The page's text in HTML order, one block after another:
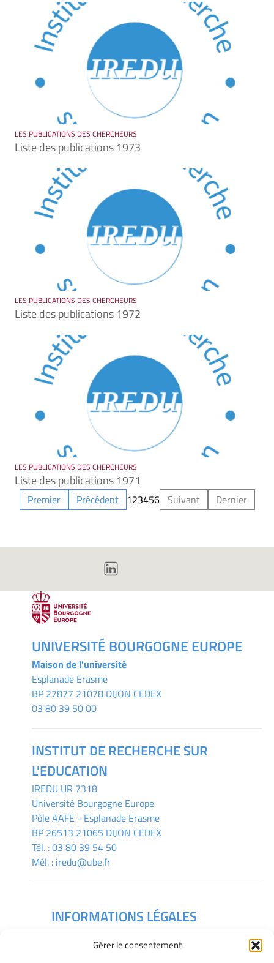
Gérer le consentement
LES PUBLICATIONS DES CHERCHEURS
Liste des publications 1973
LES PUBLICATIONS DES CHERCHEURS
Liste des publications 1972
LES PUBLICATIONS DES CHERCHEURS
Liste des publications 1971
Premier Précédent 123456 Suivant Dernier
UNIVERSITÉ BOURGOGNE EUROPE
Maison de l'université
Esplanade Erasme
BP 27877 21078 DIJON CEDEX
03 80 39 50 00
INSTITUT DE RECHERCHE SUR
L'EDUCATION
IREDU UR 7318
Université Bourgogne Europe
Pôle AAFE - Esplanade Erasme
BP 26513 21065 DIJON CEDEX
Tél. :03 80 39 54 50
Mél. : iredu@ube.fr
INFORMATIONS LÉGALES
Gérer mes cookies